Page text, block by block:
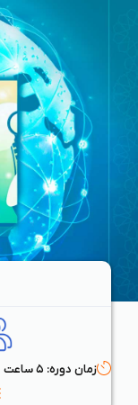
زمان دوره: ۵ ساعت